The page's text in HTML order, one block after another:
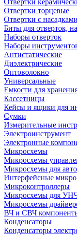
Отвертки
Отвертки торцевые
Отвертки с насадками
Биты для отверток,
Наборы отверток
Наборы
Антистатические
Диэлектрические
Оптоволокно
Универсальные
Емкости для
Кассетницы
Кейсы и ящики для
Сумки
Измерительные
Электроинструмент
Электронные
Микросхемы
Микросхемы
Микросхемы для
Интерфейсные
Микроконтроллеры
Микросхемы для
Микросхемы
ВЧ и СВЧ
Конденсаторы
Конденсаторы